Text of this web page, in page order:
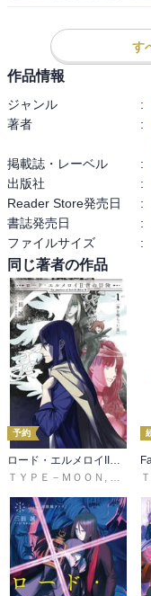
呟き漏らされた署長の
「どうかな？あんたら
効く。すべては相性の問
す
作品情報
ジャンル :
著者
:
掲載誌・レーベル
:
出版社
:
Reader Store発売日
:
書誌発売日
:
ファイルサイズ
:
同じ著者の作品
予約
ロード・エルメロイII世の冒険
ＴＹＰＥ－ＭＯＯＮ , 三田誠 ,